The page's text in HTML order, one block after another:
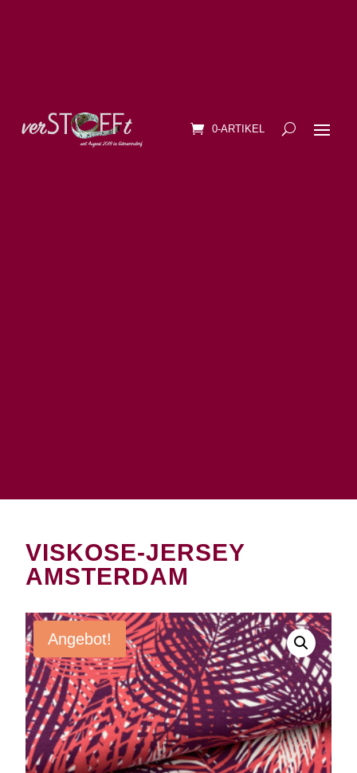
0-ARTIKEL
VISKOSE-JERSEY
AMSTERDAM
Angebot!